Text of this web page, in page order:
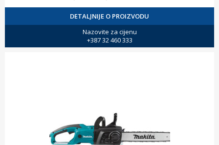
DETALJNIJE O PROIZVODU
Nazovite za cijenu
+387 32 460 333